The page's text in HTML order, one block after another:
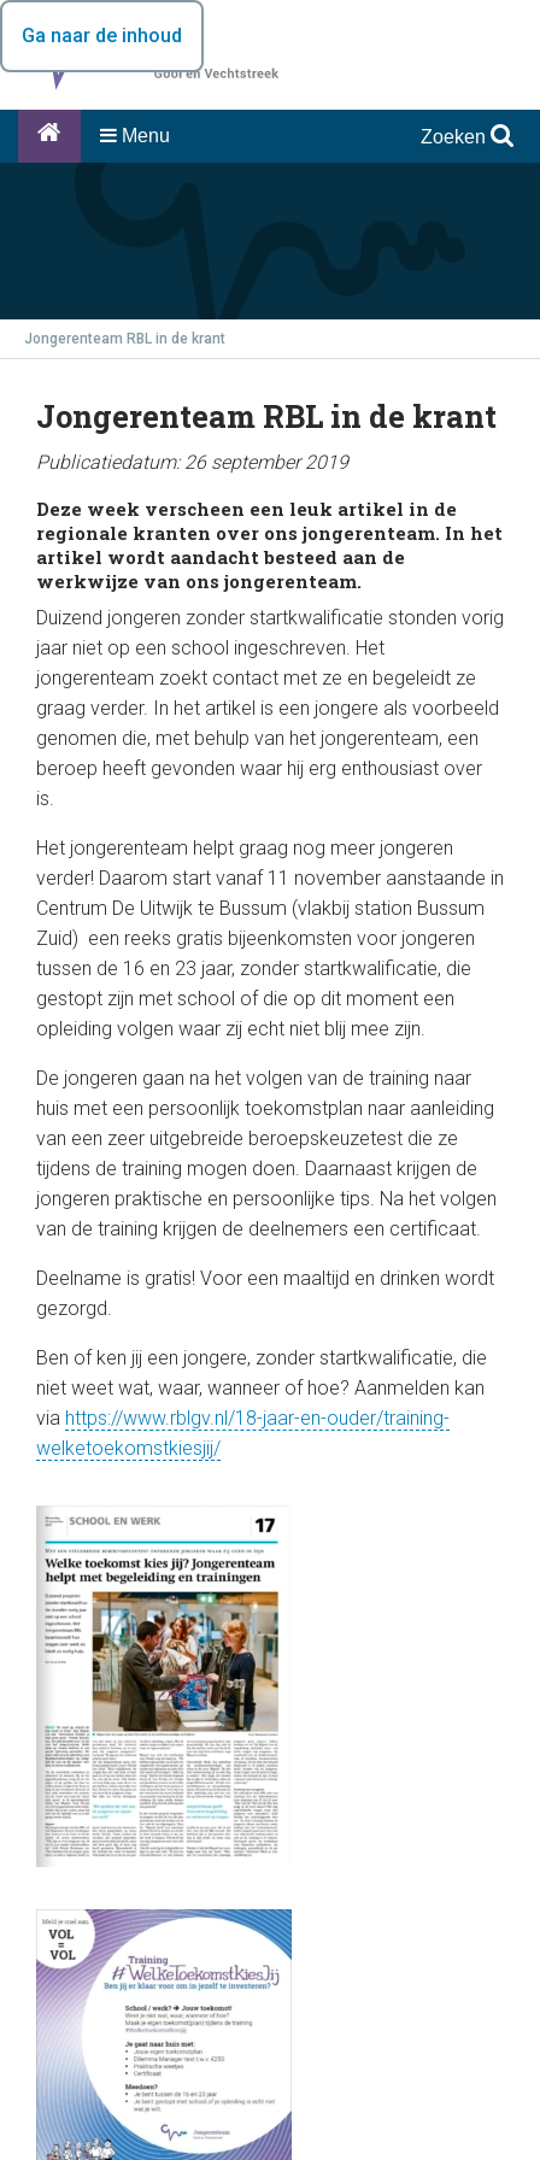
Ga naar de inhoud
Menu Zoeken
Jongerenteam RBL in de krant
Jongerenteam RBL in de krant
Publicatiedatum: 26 september 2019
Deze week verscheen een leuk artikel in de
regionale kranten over ons jongerenteam. In het
artikel wordt aandacht besteed aan de
werkwijze van ons jongerenteam.
Duizend jongeren zonder startkwalificatie stonden vorig
jaar niet op een school ingeschreven. Het
jongerenteam zoekt contact met ze en begeleidt ze
graag verder. In het artikel is een jongere als voorbeeld
genomen die, met behulp van het jongerenteam, een
beroep heeft gevonden waar hij erg enthousiast over
is.
Het jongerenteam helpt graag nog meer jongeren
verder! Daarom start vanaf 11 november aanstaande in
Centrum De Uitwijk te Bussum (vlakbij station Bussum
Zuid) een reeks gratis bijeenkomsten voor jongeren
tussen de 16 en 23 jaar, zonder startkwalificatie, die
gestopt zijn met school of die op dit moment een
opleiding volgen waar zij echt niet blij mee zijn.
De jongeren gaan na het volgen van de training naar
huis met een persoonlijk toekomstplan naar aanleiding
van een zeer uitgebreide beroepskeuzetest die ze
tijdens de training mogen doen. Daarnaast krijgen de
jongeren praktische en persoonlijke tips. Na het volgen
van de training krijgen de deelnemers een certificaat.
Deelname is gratis! Voor een maaltijd en drinken wordt
gezorgd.
Ben of ken jij een jongere, zonder startkwalificatie, die
niet weet wat, waar, wanneer of hoe? Aanmelden kan
via https://www.rblgv.nl/18-jaar-en-ouder/training-
welketoekomstkiesjij/